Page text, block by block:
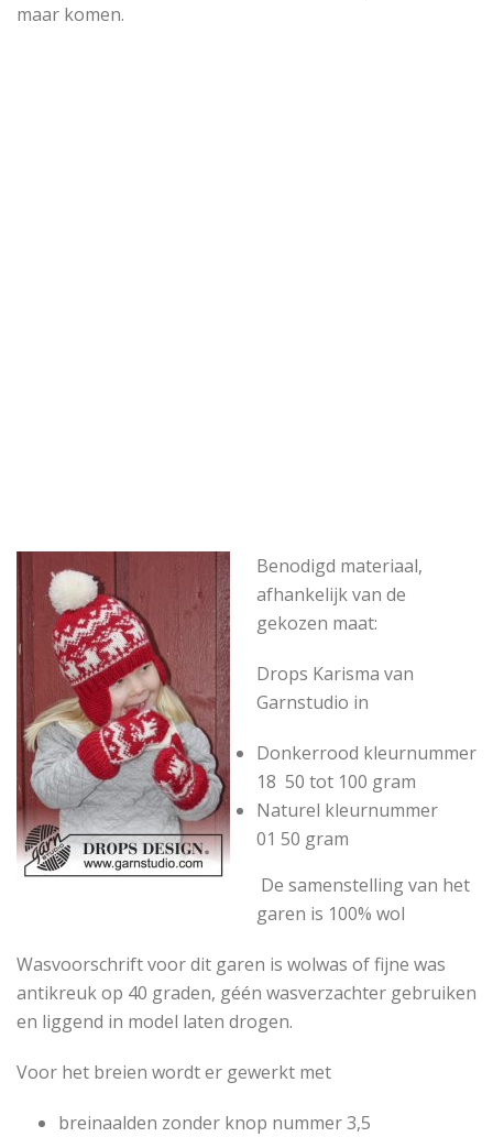
maar komen.
Benodigd materiaal,
afhankelijk van de
gekozen maat:
Drops Karisma van
Garnstudio in
Donkerrood kleurnummer
18 50 tot 100 gram
Naturel kleurnummer
01 50 gram
De samenstelling van het
garen is 100% wol
Wasvoorschrift voor dit garen is wolwas of fijne was
antikreuk op 40 graden, géén wasverzachter gebruiken
en liggend in model laten drogen.
Voor het breien wordt er gewerkt met
breinaalden zonder knop nummer 3,5